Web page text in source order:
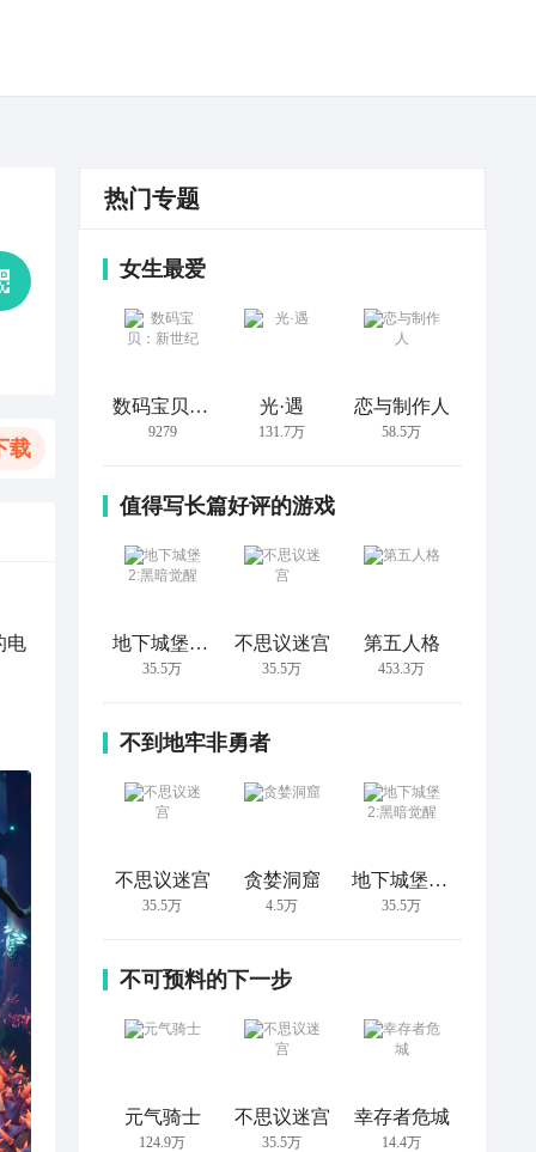
载
电
热门专题
女生最爱
数码宝贝：新世纪
9279
光·遇
131.7万
恋与制作人
58.5万
值得写长篇好评的游戏
地下城堡2:黑暗觉醒
35.5万
不思议迷宫
35.5万
第五人格
453.3万
不到地牢非勇者
不思议迷宫
35.5万
贪婪洞窟
4.5万
地下城堡2:黑暗觉醒
35.5万
不可预料的下一步
元气骑士
124.9万
不思议迷宫
35.5万
幸存者危城
14.4万